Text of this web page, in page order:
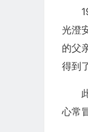
光澄
的父
得到
心常